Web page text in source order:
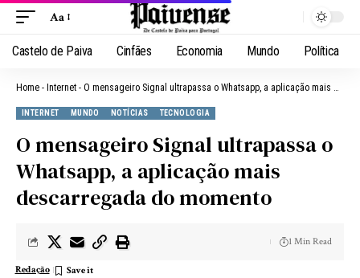
Aa
Castelo de Paiva Cinfães Economia Mundo Política
Home - Internet - O mensageiro Signal ultrapassa o Whatsapp, a aplicação mais descarregada do momento
INTERNET MUNDO NOTÍCIAS TECNOLOGIA
O mensageiro Signal ultrapassa o
Whatsapp, a aplicação mais
descarregada do momento
Redação
1 Min Read